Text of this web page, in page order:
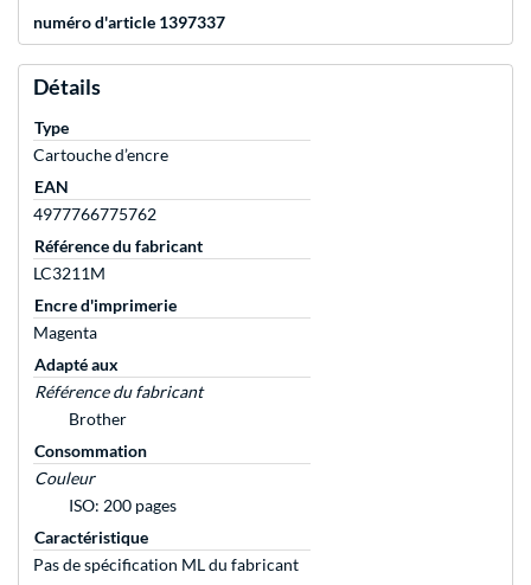
numéro d'article 1397337
Détails
Type
Cartouche d’encre
EAN
4977766775762
Référence du fabricant
LC3211M
Encre d'imprimerie
Magenta
Adapté aux
Référence du fabricant
Brother
Consommation
Couleur
ISO: 200 pages
Caractéristique
Pas de spécification ML du fabricant